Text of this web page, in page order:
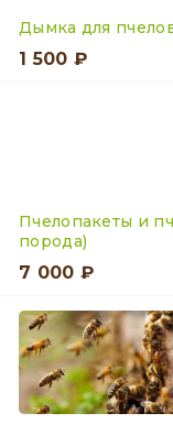
Дымка для
1 500 ₽
Пчелопакеты и
порода)
7 000 ₽